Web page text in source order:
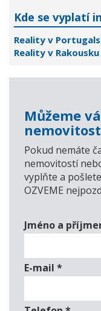
Kde se vyplatí
Reality v
Reality v Rakousku
Můžeme
Pokud nemáte
nemovitostí
vyplňte a
OZVEME
Jméno a
E-mail *